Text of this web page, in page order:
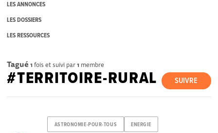
LES ANNONCES
LES DOSSIERS
LES RESSOURCES
Tagué 1 fois et suivi par1 membre
SUIVRE
#TERRITOIRE-RURAL
ASTRONOMIE-POUR-TOUS ENERGIE